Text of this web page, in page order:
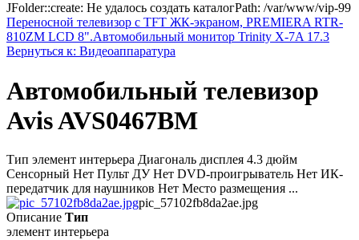
JFolder::create: Не удалось создать каталогPath: /var/www/vip-99
Переносной телевизор с TFT ЖК-экраном, PREMIERA RTR-
810ZM LCD 8".Автомобильный монитор Trinity X-7A 17.3
Вернуться к: Видеоаппаратура
Автомобильный телевизор
Avis AVS0467BM
Тип элемент интерьера Диагональ дисплея 4.3 дюйм
Сенсорный Нет Пульт ДУ Нет DVD-проигрыватель Нет ИК-
передатчик для наушников Нет Место размещения ...
pic_57102fb8da2ae.jpg
Описание Тип
элемент интерьера